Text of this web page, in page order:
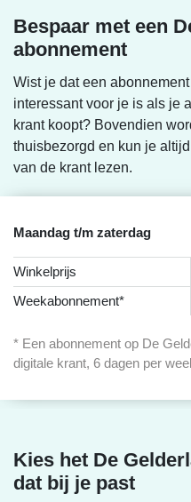
Bespaar met een
abonnement
Wist je dat een
interessant voor je is als je al
krant koopt? Bovendien
thuisbezorgd en kun je
van de krant lezen.
Maandag t/m zaterdag
Winkelprijs
Weekabonnement*
* Een abonnement op De
digitale krant, 6 dagen per
Kies het De
dat bij je past